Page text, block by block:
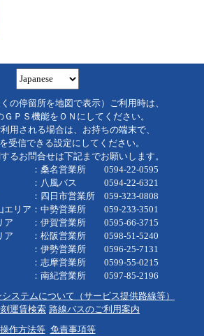
の停留所を地図で表示）ご利用時は、
ＰＳ機能をＯＮにしてください。
用される場合は、お持ちの端末で、
受信できる設定にしてください。
るお問合せは下記までお願いします。
桑名営業所 0594-22-0595
ス 0594-22-6321
：四日市営業所 059-323-0808
エリア：中勢営業所 059-233-3501
ア ：伊賀営業所 0595-66-3715
ア ：松阪営業所 0598-51-5240
伊勢営業所 0596-25-7131
志摩営業所 0599-55-0215
南紀営業所 0597-85-2196
ステムについて（サービス提供路線等）
運賃検索 路線バスのご利用案内
操作方法等 免責事項等